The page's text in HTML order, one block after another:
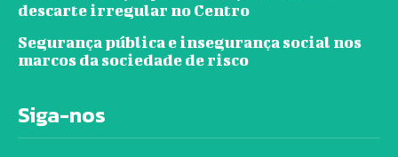
descarte irregular no Centro
Segurança pública e insegurança social nos
marcos da sociedade de risco
Siga-nos